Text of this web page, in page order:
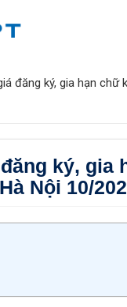
đăng ký, gia hạn chữ
ký, gia
Nội 10/